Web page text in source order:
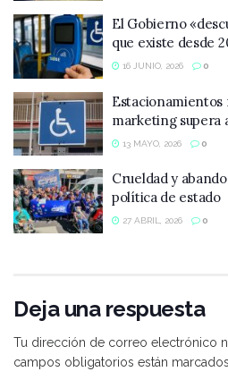
El Gobierno
que existe desde
16 JUNIO, 2026 0
Estacionamientos
marketing supera
13 MAYO, 2026 0
Crueldad y
política de estado
27 ABRIL, 2026 0
Deja una respuesta
Tu dirección de correo electrónico
campos obligatorios están